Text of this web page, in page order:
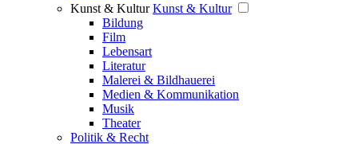
Kunst & Kultur Kunst & Kultur
Bildung
Film
Lebensart
Literatur
Malerei & Bildhauerei
Medien & Kommunikation
Musik
Theater
Politik & Recht